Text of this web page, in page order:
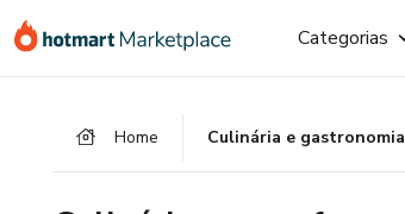
para
para
para
Categorias
Home Culinária e gastronomia